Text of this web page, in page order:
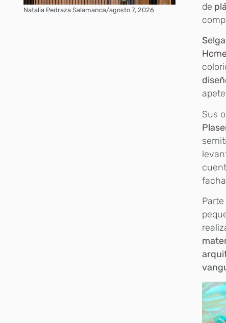
Natalia Pedraza Salamanca/agosto 7, 2026
de
Home
Sus